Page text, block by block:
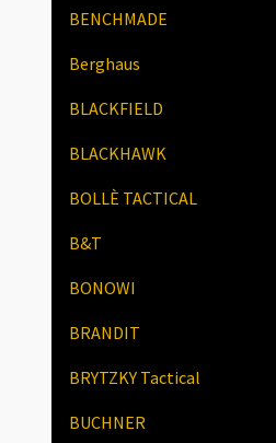
BENCHMADE
Berghaus
BLACKFIELD
BLACKHAWK
BOLLÈ TACTICAL
B&T
BONOWI
BRANDIT
BRYTZKY Tactical
BUCHNER